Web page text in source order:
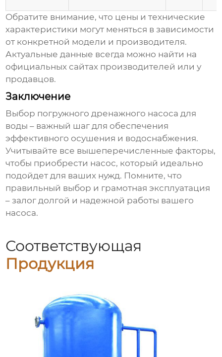
Обратите внимание, что цены и технические
характеристики могут меняться в зависимости
от конкретной модели и производителя.
Актуальные данные всегда можно найти на
официальных сайтах производителей или у
продавцов.
Заключение
Выбор погружного дренажного насоса для
воды – важный шаг для обеспечения
эффективного осушения и водоснабжения.
Учитывайте все вышеперечисленные факторы,
чтобы приобрести насос, который идеально
подойдет для ваших нужд. Помните, что
правильный выбор и грамотная эксплуатация
– залог долгой и надежной работы вашего
насоса.
Соответствующая
Продукция